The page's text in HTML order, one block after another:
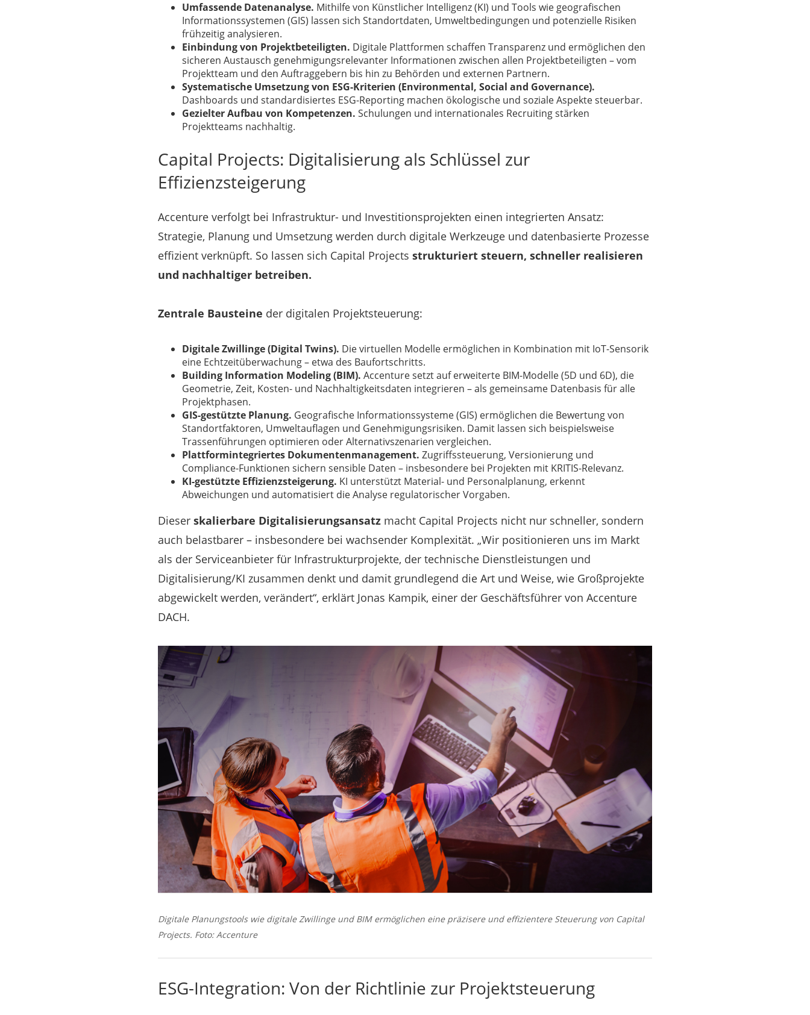
Umfassende Datenanalyse. Mithilfe von Künstlicher Intelligenz (KI) und Tools wie geografischen
Informationssystemen (GIS) lassen sich Standortdaten, Umweltbedingungen und potenzielle Risiken
frühzeitig analysieren.
Einbindung von Projektbeteiligten. Digitale Plattformen schaffen Transparenz und ermöglichen den
sicheren Austausch genehmigungsrelevanter Informationen zwischen allen Projektbeteiligten – vom
Projektteam und den Auftraggebern bis hin zu Behörden und externen Partnern.
Systematische Umsetzung von ESG-Kriterien (Environmental, Social and Governance).
Dashboards und standardisiertes ESG-Reporting machen ökologische und soziale Aspekte steuerbar.
Gezielter Aufbau von Kompetenzen. Schulungen und internationales Recruiting stärken
Projektteams nachhaltig.
Capital Projects: Digitalisierung als Schlüssel zur
Effizienzsteigerung
Accenture verfolgt bei Infrastruktur- und Investitionsprojekten einen integrierten Ansatz:
Strategie, Planung und Umsetzung werden durch digitale Werkzeuge und datenbasierte Prozesse
effizient verknüpft. So lassen sich Capital Projects strukturiert steuern, schneller realisieren
und nachhaltiger betreiben.
Zentrale Bausteine der digitalen Projektsteuerung:
Digitale Zwillinge (Digital Twins). Die virtuellen Modelle ermöglichen in Kombination mit IoT-Sensorik
eine Echtzeitüberwachung – etwa des Baufortschritts.
Building Information Modeling (BIM). Accenture setzt auf erweiterte BIM-Modelle (5D und 6D), die
Geometrie, Zeit, Kosten- und Nachhaltigkeitsdaten integrieren – als gemeinsame Datenbasis für alle
Projektphasen.
GIS-gestützte Planung. Geografische Informationssysteme (GIS) ermöglichen die Bewertung von
Standortfaktoren, Umweltauflagen und Genehmigungsrisiken. Damit lassen sich beispielsweise
Trassenführungen optimieren oder Alternativszenarien vergleichen.
Plattformintegriertes Dokumentenmanagement. Zugriffssteuerung, Versionierung und
Compliance-Funktionen sichern sensible Daten – insbesondere bei Projekten mit KRITIS-Relevanz.
KI-gestützte Effizienzsteigerung. KI unterstützt Material- und Personalplanung, erkennt
Abweichungen und automatisiert die Analyse regulatorischer Vorgaben.
Dieser skalierbare Digitalisierungsansatz macht Capital Projects nicht nur schneller, sondern
auch belastbarer – insbesondere bei wachsender Komplexität. „Wir positionieren uns im Markt
als der Serviceanbieter für Infrastrukturprojekte, der technische Dienstleistungen und
Digitalisierung/KI zusammen denkt und damit grundlegend die Art und Weise, wie Großprojekte
abgewickelt werden, verändert“, erklärt Jonas Kampik, einer der Geschäftsführer von Accenture
DACH.
Digitale Planungstools wie digitale Zwillinge und BIM ermöglichen eine präzisere und effizientere Steuerung von Capital
Projects. Foto: Accenture
ESG-Integration: Von der Richtlinie zur Projektsteuerung